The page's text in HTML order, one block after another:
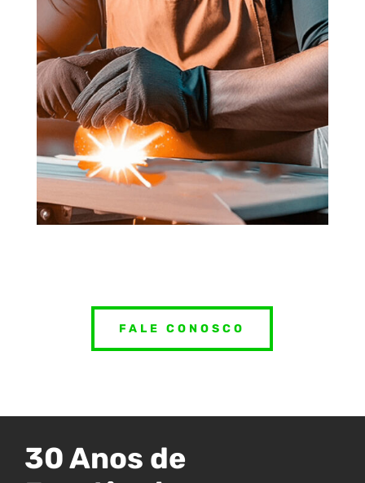
FALE CONOSCO
30 Anos de